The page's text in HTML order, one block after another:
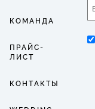
КОМАНДА
ПРАЙС-
ЛИСТ
КОНТАКТЫ